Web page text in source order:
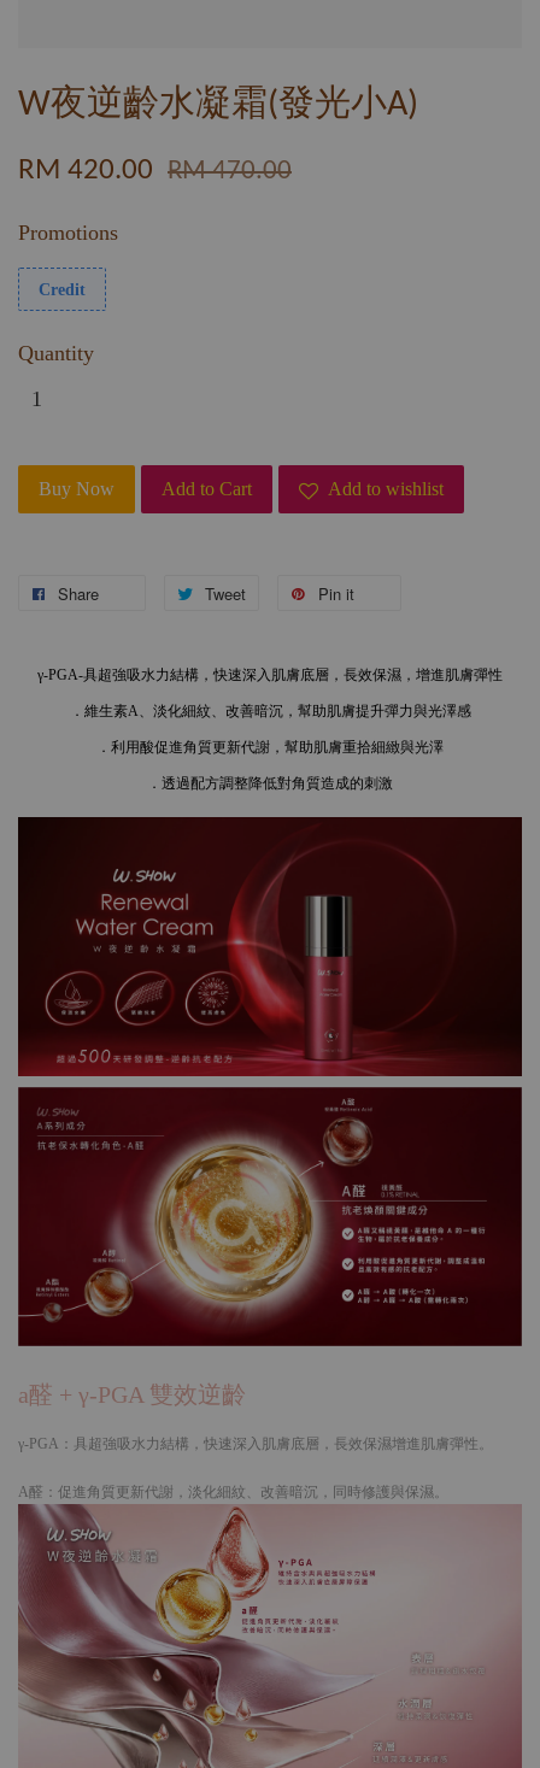
W夜逆齡水凝霜(發光小A)
RM 420.00 RM 470.00
Promotions
Credit
Quantity
Buy Now Add to Cart Add to wishlist
Share Tweet Pin it
γ-PGA-具超強吸水力結構，快速深入肌膚底層，長效保濕，增進肌膚彈性
．維生素A、淡化細紋、改善暗沉，幫助肌膚提升彈力與光澤感
．利用酸促進角質更新代謝，幫助肌膚重拾細緻與光澤
．透過配方調整降低對角質造成的刺激
a醛 + γ-PGA 雙效逆齡
γ-PGA：具超強吸水力結構，快速深入肌膚底層，長效保濕增進肌膚彈性。
A醛：促進角質更新代謝，淡化細紋、改善暗沉，同時修護與保濕。